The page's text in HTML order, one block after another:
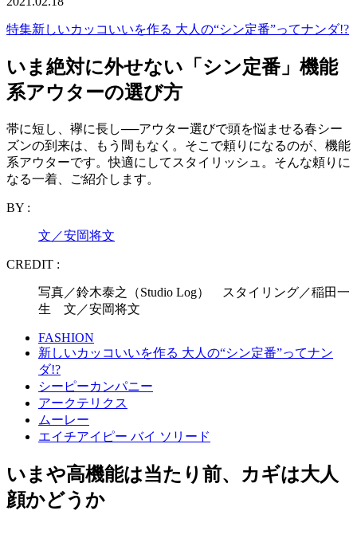
特集新しいカッコいいを作る 大人の“シン定番”ってナンダ!?
いま絶対に外せない「シン定番」機能
系アウターの選び方
帯に短し、襷に長し──アウター選びで頭を悩ませる春シー
ズンの到来は、もう間もなく。そこで頼りになるのが、機能
系アウターです。快適にしてスタイリッシュ。そんな頼りに
なる一着、ご紹介します。
BY :
文／安岡将文
CREDIT :
写真／鈴木泰之（Studio Log） スタイリング／稲田一
生 文／安岡将文
FASHION
新しいカッコいいを作る 大人の“シン定番”ってナン
ダ!?
シーピーカンパニー
アークテリクス
ムーレー
エイチアイピー バイ ソリード
いまや高機能は当たり前、カギは大人
顔かどうか